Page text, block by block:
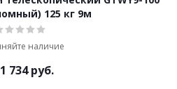
125 кг 9м
наличие
734руб.